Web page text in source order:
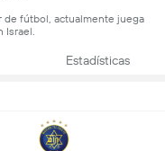
de fútbol, actualmente juega
Israel.
Estadísticas